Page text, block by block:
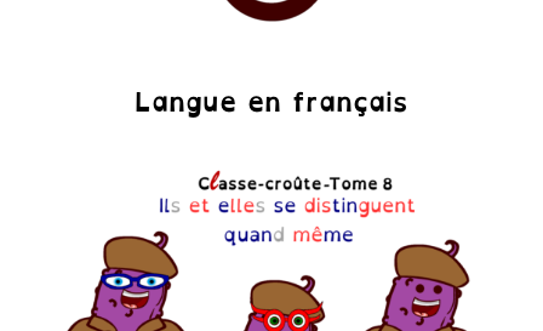
Langue en français